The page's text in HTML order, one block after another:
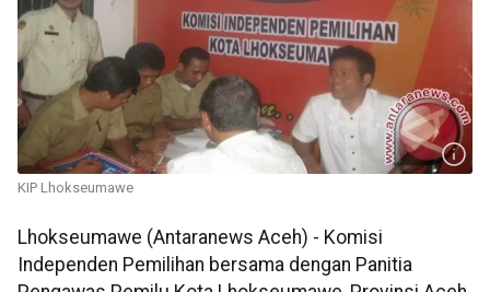
KIP Lhokseumawe
Lhokseumawe (Antaranews Aceh) - Komisi
Independen Pemilihan bersama dengan Panitia